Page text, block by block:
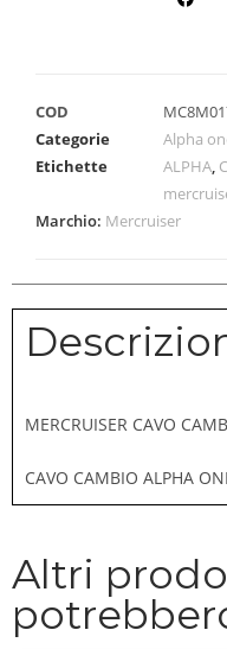
COD
Categorie
Alpha
Etichette
ALPHA
Marchio: Mercruiser
MERCRUISER CAVO
CAVO CAMBIO ALPHA
Altri